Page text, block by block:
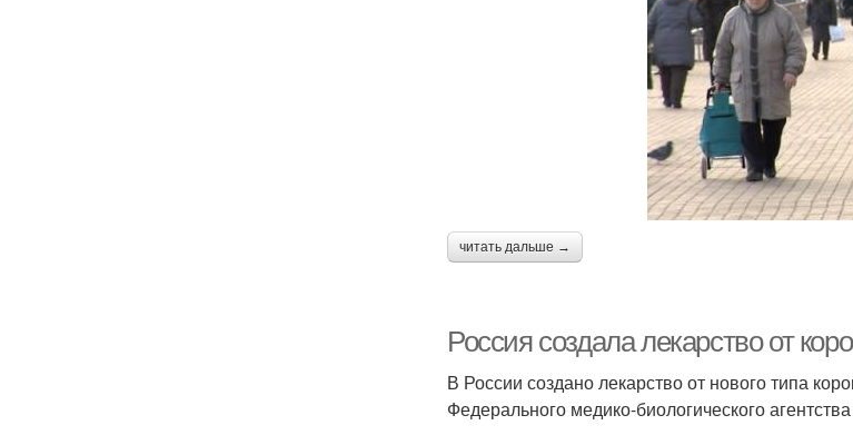
читать дальше →
Россия создала лекарство от
В России создано лекарство от нового типа
Федерального медико-биологического